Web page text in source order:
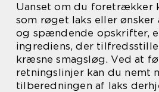
Uanset om du foretrækker
som røget laks eller ønsker
og spændende opskrifter,
ingrediens, der
kræsne smagsløg. Ved at
retningslinjer kan du nemt
tilberedningen af laks